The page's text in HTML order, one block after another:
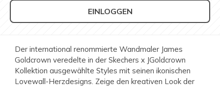
EINLOGGEN
Der international renommierte Wandmaler James
Goldcrown veredelte in der Skechers x JGoldcrown
Kollektion ausgewählte Styles mit seinen ikonischen
Lovewall-Herzdesigns. Zeige den kreativen Look der